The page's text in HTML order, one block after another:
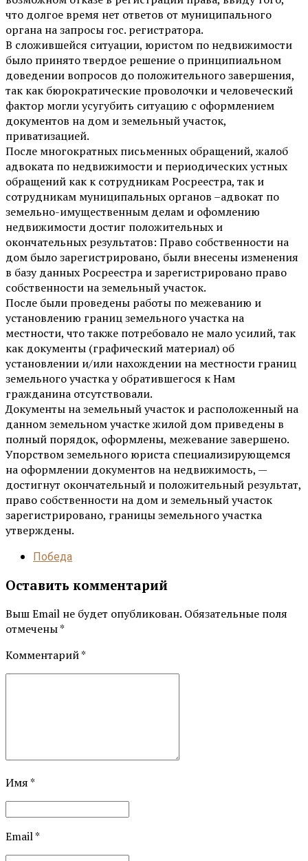
что долгое время нет ответов от муниципального
органа на запросы гос. регистратора.
В сложившейся ситуации, юристом по недвижимости
было принято твердое решение о принципиальном
доведении вопросов до положительного завершения,
так как бюрократические проволочки и человеческий
фактор могли усугубить ситуацию с оформлением
документов на дом и земельный участок,
приватизацией.
После многократных письменных обращений, жалоб
адвоката по недвижимости и периодических устных
обращений как к сотрудникам Росреестра, так и
сотрудникам муниципальных органов –адвокат по
земельно-имущественным делам и офомлению
недвижимости достиг положительных и
окончательных результатов: Право собственности на
дом было зарегистрировано, были внесены изменения
в базу данных Росреестра и зарегистрировано право
собственности на земельный участок.
После были проведены работы по межеванию и
установлению границ земельного участка на
местности, что также потребовало не мало усилий, так
как документы (графический материал) об
установлении и/или нахождении на местности границ
земельного участка у обратившегося к Нам
гражданина отсутствовали.
Документы на земельный участок и расположенный на
данном земельном участке жилой дом приведены в
полный порядок, оформлены, межевание завершено.
Упорством земельного юриста специализирующемся
на оформлении документов на недвижимость, —
достигнут окончательный и положительный результат,
право собственности на дом и земельный участок
зарегистрировано, границы земельного участка
утверждены.
Победа
Оставить комментарий
Выш Email не будет опубликован. Обязательные поля
отмечены *
Комментарий*
Имя *
Email *